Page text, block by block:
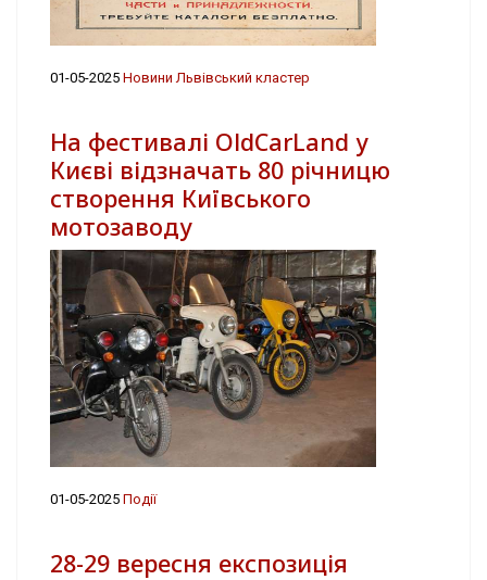
01-05-2025 Новини Львівський кластер
На фестивалі OldCarLand у
Києві відзначать 80 річницю
створення Київського
мотозаводу
01-05-2025 Події
28-29 вересня експозиція